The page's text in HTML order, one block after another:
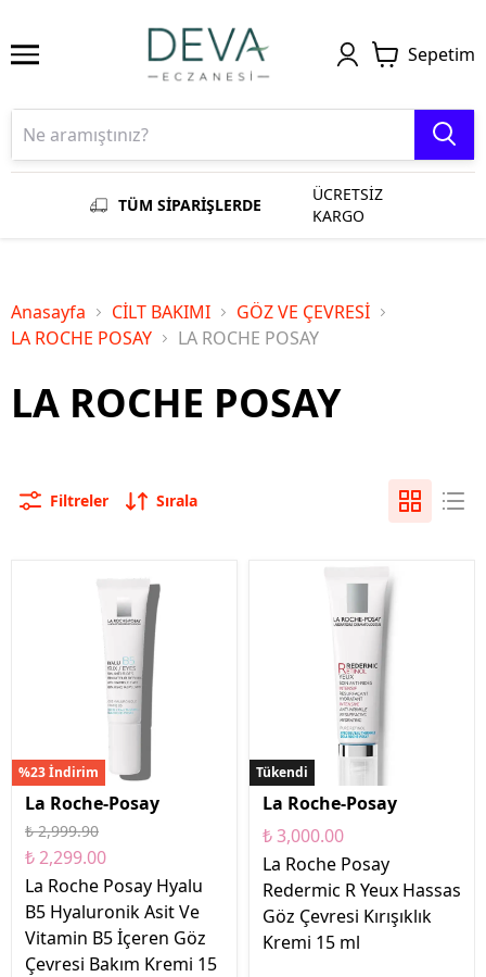
Sepetim
TÜM SİPARİŞLERDE
ÜCRETSİZ
KARGO
Anasayfa CİLT BAKIMI
GÖZ VE ÇEVRESİ
LA ROCHE POSAY
LA ROCHE POSAY
LA ROCHE POSAY
Filtreler Sırala
%23 İndirim
La Roche-Posay
₺ 2,999.90
₺ 2,299.00
La Roche Posay Hyalu
B5 Hyaluronik Asit Ve
Vitamin B5 İçeren Göz
Çevresi Bakım Kremi 15
Tükendi
La Roche-Posay
₺ 3,000.00
La Roche Posay
Redermic R Yeux Hassas
Göz Çevresi Kırışıklık
Kremi 15 ml